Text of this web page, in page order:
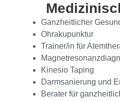
Ganzheitlicher
Ohrakupunktur
Trainer/in für
Kinesio Taping
Darmsanierung und
Berater für